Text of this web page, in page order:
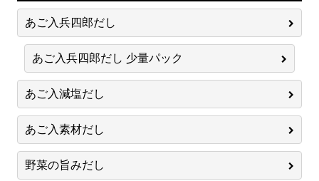
あご入兵四郎だし
あご入兵四郎だし 少量パック
あご入減塩だし
あご入素材だし
野菜の旨みだし